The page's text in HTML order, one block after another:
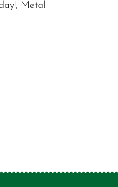
Metal